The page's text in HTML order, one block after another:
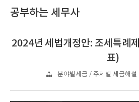
공부하는 세무사
2024년 세법개정안: 조세특례
표)
분야별세금 / 주제별 세금해설